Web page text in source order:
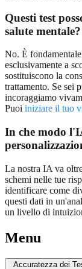
Questi test
salute mentale?
No. È
esclusivamente a
sostituiscono la
trattamento. Se sei
incoraggiamo
Puoi iniziare il tuo
In che modo
La nostra IA va
schemi nelle tue
identificare come
questi dati in
un livello di
Menu
Accuratezza dei